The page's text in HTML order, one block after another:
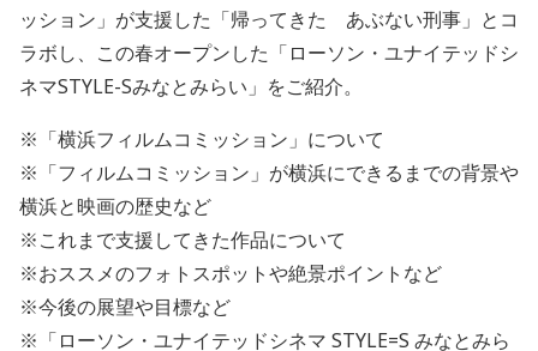
ッション」が支援した「帰ってきた あぶない刑事」とコ
ラボし、この春オープンした「ローソン・ユナイテッドシ
ネマSTYLE-Sみなとみらい」をご紹介。
※「横浜フィルムコミッション」について
※「フィルムコミッション」が横浜にできるまでの背景や
横浜と映画の歴史など
※これまで支援してきた作品について
※おススメのフォトスポットや絶景ポイントなど
※今後の展望や目標など
※「ローソン・ユナイテッドシネマ STYLE=S みなとみら